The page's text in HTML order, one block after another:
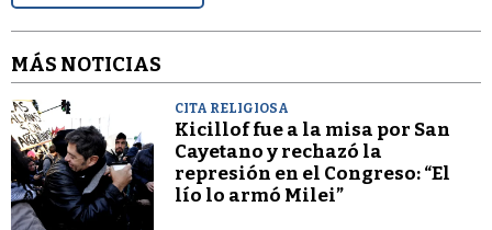
MÁS NOTICIAS
CITA RELIGIOSA
Kicillof fue a la misa por San
Cayetano y rechazó la
represión en el Congreso: “El
lío lo armó Milei”